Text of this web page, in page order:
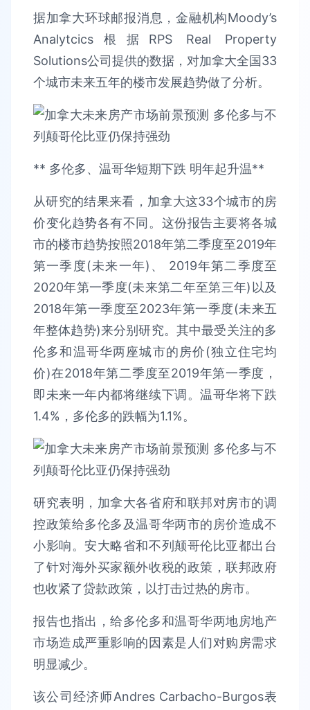
据加拿大环球邮报消息，金融机构Moody’s
Analytcics根据RPS Real Property
Solutions公司提供的数据，对加拿大全国33
个城市未来五年的楼市发展趋势做了分析。
** 多伦多、温哥华短期下跌 明年起升温**
从研究的结果来看，加拿大这33个城市的房
价变化趋势各有不同。这份报告主要将各城
市的楼市趋势按照2018年第二季度至2019年
第一季度(未来一年)、 2019年第二季度至
2020年第一季度(未来第二年至第三年)以及
2018年第一季度至2023年第一季度(未来五
年整体趋势)来分别研究。其中最受关注的多
伦多和温哥华两座城市的房价(独立住宅均
价)在2018年第二季度至2019年第一季度，
即未来一年内都将继续下调。温哥华将下跌
1.4%，多伦多的跌幅为1.1%。
研究表明，加拿大各省府和联邦对房市的调
控政策给多伦多及温哥华两市的房价造成不
小影响。安大略省和不列颠哥伦比亚都出台
了针对海外买家额外收税的政策，联邦政府
也收紧了贷款政策，以打击过热的房市。
报告也指出，给多伦多和温哥华两地房地产
市场造成严重影响的因素是人们对购房需求
明显减少。
该公司经济师Andres Carbacho-Burgos表